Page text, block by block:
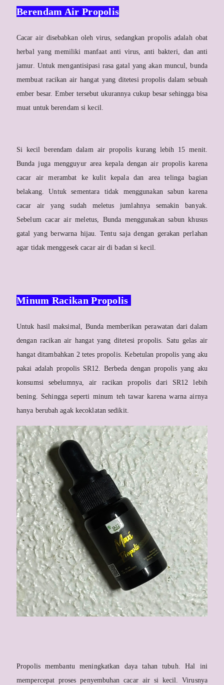
Berendam Air Propolis
Cacar air disebabkan oleh virus, sedangkan propolis adalah obat
herbal yang memiliki manfaat anti virus, anti bakteri, dan anti
jamur. Untuk mengantisipasi rasa gatal yang akan muncul, bunda
membuat racikan air hangat yang ditetesi propolis dalam sebuah
ember besar. Ember tersebut ukurannya cukup besar sehingga bisa
muat untuk berendam si kecil.
Si kecil berendam dalam air propolis kurang lebih 15 menit.
Bunda juga mengguyur area kepala dengan air propolis karena
cacar air merambat ke kulit kepala dan area telinga bagian
belakang. Untuk sementara tidak menggunakan sabun karena
cacar air yang sudah meletus jumlahnya semakin banyak.
Sebelum cacar air meletus, Bunda menggunakan sabun khusus
gatal yang berwarna hijau. Tentu saja dengan gerakan perlahan
agar tidak menggesek cacar air di badan si kecil.
Minum Racikan Propolis
Untuk hasil maksimal, Bunda memberikan perawatan dari dalam
dengan racikan air hangat yang ditetesi propolis. Satu gelas air
hangat ditambahkan 2 tetes propolis. Kebetulan propolis yang aku
pakai adalah propolis SR12. Berbeda dengan propolis yang aku
konsumsi sebelumnya, air racikan propolis dari SR12 lebih
bening. Sehingga seperti minum teh tawar karena warna airnya
hanya berubah agak kecoklatan sedikit.
Propolis membantu meningkatkan daya tahan tubuh. Hal ini
mempercepat proses penyembuhan cacar air si kecil. Virusnya